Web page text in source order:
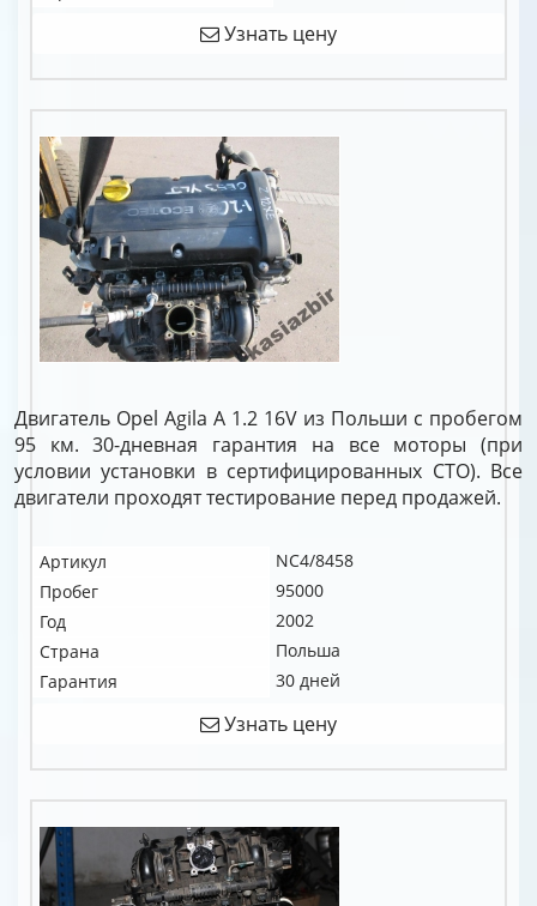
Узнать цену
Двигатель Opel Agila A 1.2 16V из Польши с пробегом
95 км. 30-дневная гарантия на все моторы (при
условии установки в сертифицированных СТО). Все
двигатели проходят тестирование перед продажей.
Артикул
NC4/8458
Пробег
95000
Год
2002
Страна
Польша
Гарантия
30 дней
Узнать цену